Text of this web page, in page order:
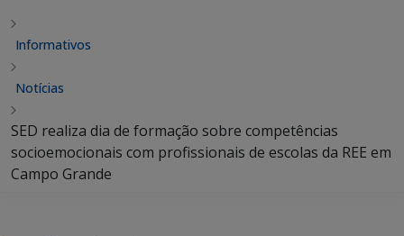
Informativos
Notícias
SED realiza dia de formação sobre competências
socioemocionais com profissionais de escolas da REE em
Campo Grande